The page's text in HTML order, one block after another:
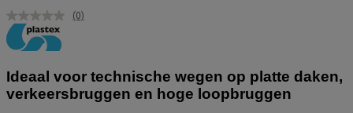
Geen
(0)
Ideaal voor technische wegen op platte daken,
verkeersbruggen en hoge loopbruggen